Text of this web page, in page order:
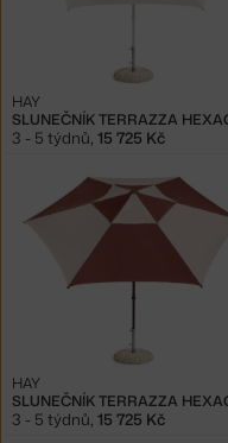
HAY
3 - 5 týdnů, 15 725 Kč
HAY
3 - 5 týdnů, 15 725 Kč